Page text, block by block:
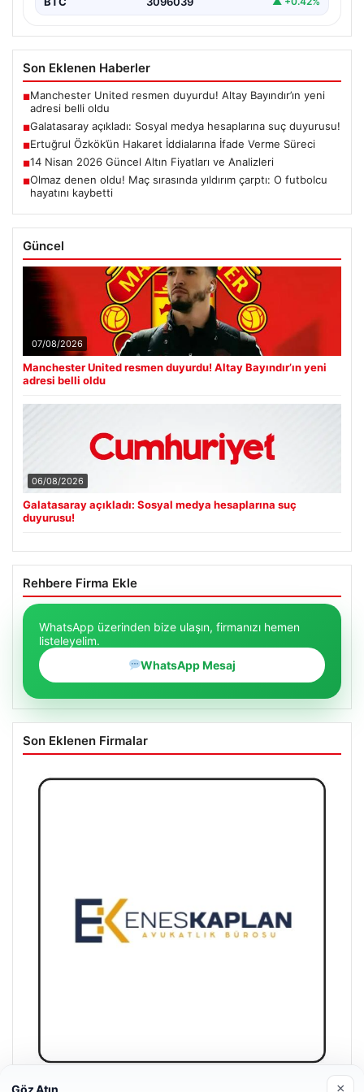
Son Eklenen Haberler
■Manchester United resmen duyurdu! Altay Bayındır’ın yeni
adresi belli oldu
■Galatasaray açıkladı: Sosyal medya hesaplarına suç duyurusu!
■Ertuğrul Özkök’ün Hakaret İddialarına İfade Verme Süreci
■14 Nisan 2026 Güncel Altın Fiyatları ve Analizleri
■Olmaz denen oldu! Maç sırasında yıldırım çarptı: O futbolcu
hayatını kaybetti
Güncel
07/08/2026
Manchester United resmen duyurdu! Altay Bayındır’ın yeni
adresi belli oldu
06/08/2026
Galatasaray açıkladı: Sosyal medya hesaplarına suç
duyurusu!
Rehbere Firma Ekle
WhatsApp üzerinden bize ulaşın, firmanızı hemen
listeleyelim.
WhatsApp Mesaj
Son Eklenen Firmalar
Göz Atın ×